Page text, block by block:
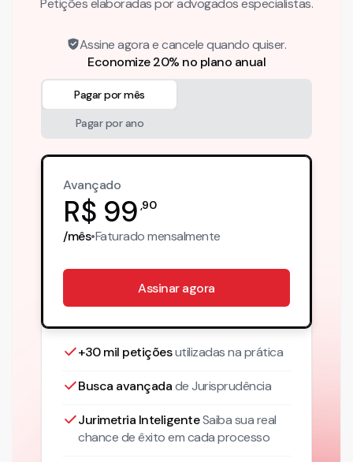
Petições elaboradas por advogados especialistas.
Assine agora e cancele quando quiser.
Economize 20% no plano anual
Pagar por mês
Pagar por ano
Avançado
R$ 99 ,90
/mês•Faturadomensalmente
Assinar agora
+30 mil petiçõesutilizadas na prática
Busca avançadade Jurisprudência
Jurimetria InteligenteSaiba sua real
chance de êxito em cada processo